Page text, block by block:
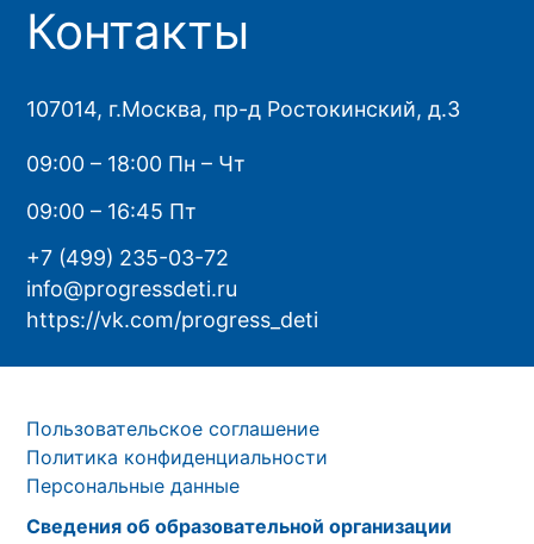
Контакты
107014, г.Москва, пр-д Ростокинский, д.3
09:00 – 18:00 Пн – Чт
09:00 – 16:45 Пт
+7 (499) 235-03-72
info@progressdeti.ru
https://vk.com/progress_deti
Пользовательское соглашение
Политика конфиденциальности
Персональные данные
Сведения об образовательной организации